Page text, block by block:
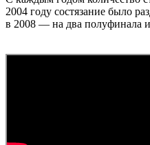
2004 году состязание было
в 2008 — на два полуфинала